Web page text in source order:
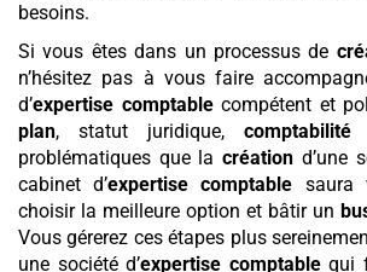
besoins.
Si vous êtes dans un processus de
n’hésitez pas à vous faire
d’expertise comptablecompétent et
plan, statut juridique, comptabilité
problématiques que lacréation d’une
cabinet d’expertise comptable saura
choisir la meilleure option et bâtir un
Vous gérerez ces étapes plus
une société d’expertise comptablequi